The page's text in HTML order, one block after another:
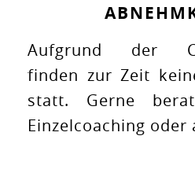
Aufgrund der
finden zur Zeit
statt. Gerne
Einzelcoaching oder